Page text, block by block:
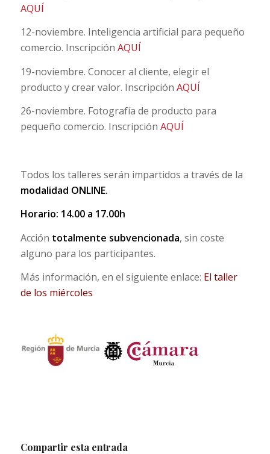
AQUÍ
12-noviembre. Inteligencia artificial para pequeño
comercio. Inscripción AQUÍ
19-noviembre. Conocer al cliente, elegir el
producto y crear valor. Inscripción AQUÍ
26-noviembre. Fotografía de producto para
pequeño comercio. Inscripción AQUÍ
Todos los talleres serán impartidos a través de la
modalidad ONLINE.
Horario: 14.00 a 17.00h
Acción totalmente subvencionada, sin coste
alguno para los participantes.
Más información, en el siguiente enlace: El taller
de los miércoles
Compartir esta entrada